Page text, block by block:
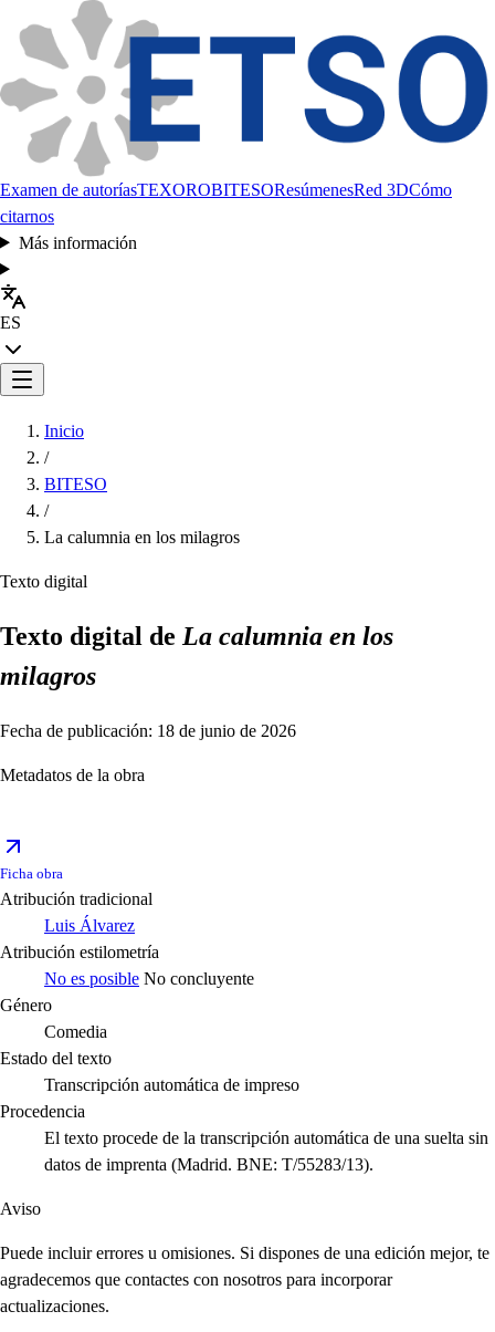
Examen de autoríasTEXOROBITESOResúmenesRed 3DCómo
citarnos
Más información
ES
Inicio
/
BITESO
/
La calumnia en los milagros
Texto digital
Texto digital de La calumnia en los
milagros
Fecha de publicación: 18 de junio de 2026
Metadatos de la obra
Ficha obra
Atribución tradicional
Luis Álvarez
Atribución estilometría
No es posible No concluyente
Género
Comedia
Estado del texto
Transcripción automática de impreso
Procedencia
El texto procede de la transcripción automática de una suelta sin
datos de imprenta (Madrid. BNE: T/55283/13).
Aviso
Puede incluir errores u omisiones. Si dispones de una edición mejor, te
agradecemos que contactes con nosotros para incorporar
actualizaciones.